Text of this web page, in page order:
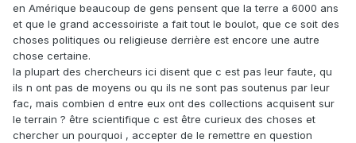
pas des ''sans-dents'' du tiers monde qui l'ont faite... mais
plus certainement de charmants américains ! C'est eux qui
ont lancé toutes ces conneries de ''terre plate'' (flat earth).
Problème d'éducation ? Oui, mais rien à voir avec des
problématiques pays développés/reste du monde. Les cons
on les trouve partout. Certains sont même éduqués...... reste
à voir ce qu'on fait de son éducation !
en Amérique beaucoup de gens pensent que la terre a 6000 ans
et que le grand accessoiriste a fait tout le boulot, que ce soit des
choses politiques ou religieuse derrière est encore une autre
chose certaine.
la plupart des chercheurs ici disent que c est pas leur faute, qu
ils n ont pas de moyens ou qu ils ne sont pas soutenus par leur
fac, mais combien d entre eux ont des collections acquisent sur
le terrain ? être scientifique c est être curieux des choses et
chercher un pourquoi , accepter de le remettre en question